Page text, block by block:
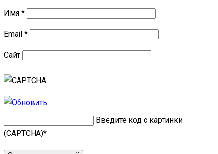
Имя *
Email *
Сайт
Введите код с картинки
(CAPTCHA)*